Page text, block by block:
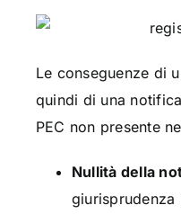
Le conseguenze di
quindi di una
PEC non presente
Nullità della
giurisprudenza